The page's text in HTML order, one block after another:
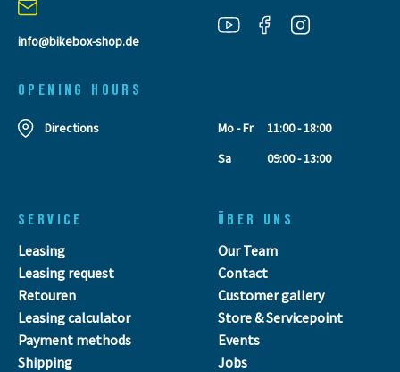
info@bikebox-shop.de
OPENING HOURS
Directions Mo - Fr
11:00 - 18:00
Sa
09:00 - 13:00
SERVICE
Leasing
Leasing request
Retouren
Leasing calculator
Payment methods
Shipping
ÜBER UNS
Our Team
Contact
Customer gallery
Store & Servicepoint
Events
Jobs